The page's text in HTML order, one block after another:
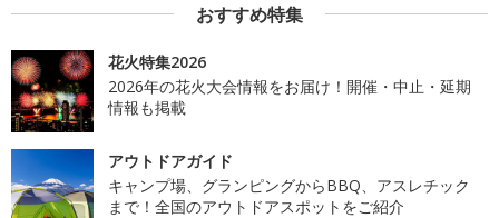
おすすめ特集
花火特集2026
2026年の花火大会情報をお届け！開催・中止・延期
情報も掲載
アウトドアガイド
キャンプ場、グランピングからBBQ、アスレチック
まで！全国のアウトドアスポットをご紹介